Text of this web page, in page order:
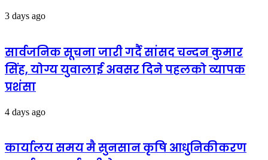
3 days ago
सार्वजनिक सूचना जारी गर्दै सांसद चन्दन कुमार
सिंह, योग्य युवालाई अवसर दिने पहलको व्यापक
प्रशंसा
4 days ago
कार्यालय समय मै सुनसान कृषि आधुनिकीकरण